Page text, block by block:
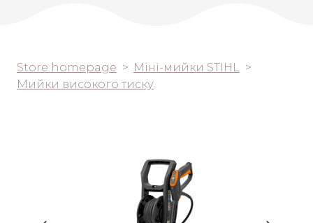
Store homepage
Міні-мийки STIHL
Мийки високого тиску